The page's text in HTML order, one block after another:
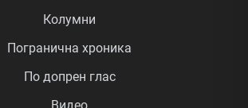
Колумни
Погранична хроника
По допрен глас